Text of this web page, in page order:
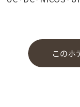
このホ